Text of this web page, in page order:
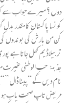
دوں ؟ میرے جواب سے
کونسا پاکستان کا مقدر
کن من بارش کی بوندوں کی
تربیلا ڈیم کھل جاتا ہے
جذبۂ حب الوطنی غیرت
مریض تاپ صحت یاب ہو پایا